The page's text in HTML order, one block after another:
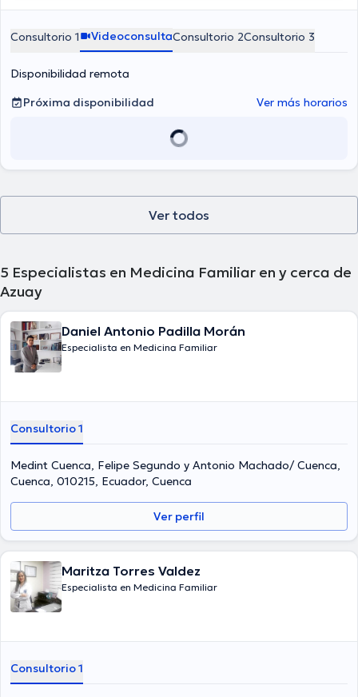
Consultorio 1 VideoconsultaConsultorio 2Consultorio 3
Disponibilidad remota
Próxima disponibilidad
Ver más horarios
Ver todos
5 Especialistas en Medicina Familiar en y cerca de
Azuay
Daniel Antonio Padilla Morán
Especialista en Medicina Familiar
Consultorio 1
Medint Cuenca, Felipe Segundo y Antonio Machado/ Cuenca,
Cuenca, 010215, Ecuador, Cuenca
Ver perfil
Maritza Torres Valdez
Especialista en Medicina Familiar
Consultorio 1